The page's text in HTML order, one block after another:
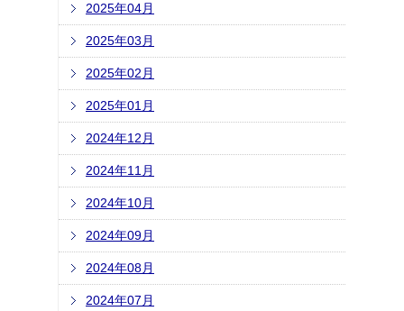
2025年04月
2025年03月
2025年02月
2025年01月
2024年12月
2024年11月
2024年10月
2024年09月
2024年08月
2024年07月